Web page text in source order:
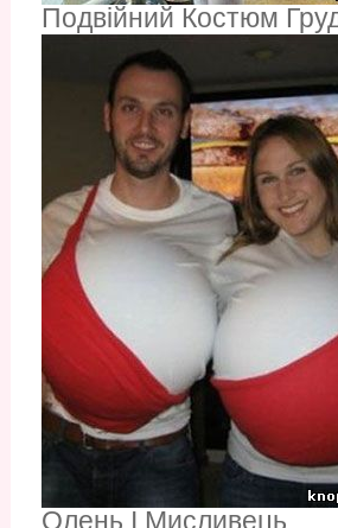
Подвійний Костюм
Олень І Мисливець